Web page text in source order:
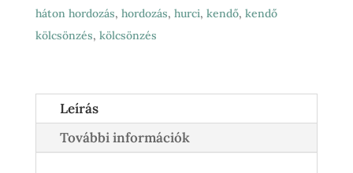
háton hordozás, hordozás, hurci, kendő, kendő
kölcsönzés, kölcsönzés
Leírás
További információk